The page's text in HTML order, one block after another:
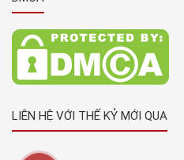
LIÊN HỆ VỚI THẾ KỶ MỚI QUA